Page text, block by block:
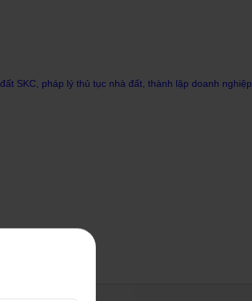
SKC, pháp lý thủ tục nhà đất, thành lập doanh nghiệp,